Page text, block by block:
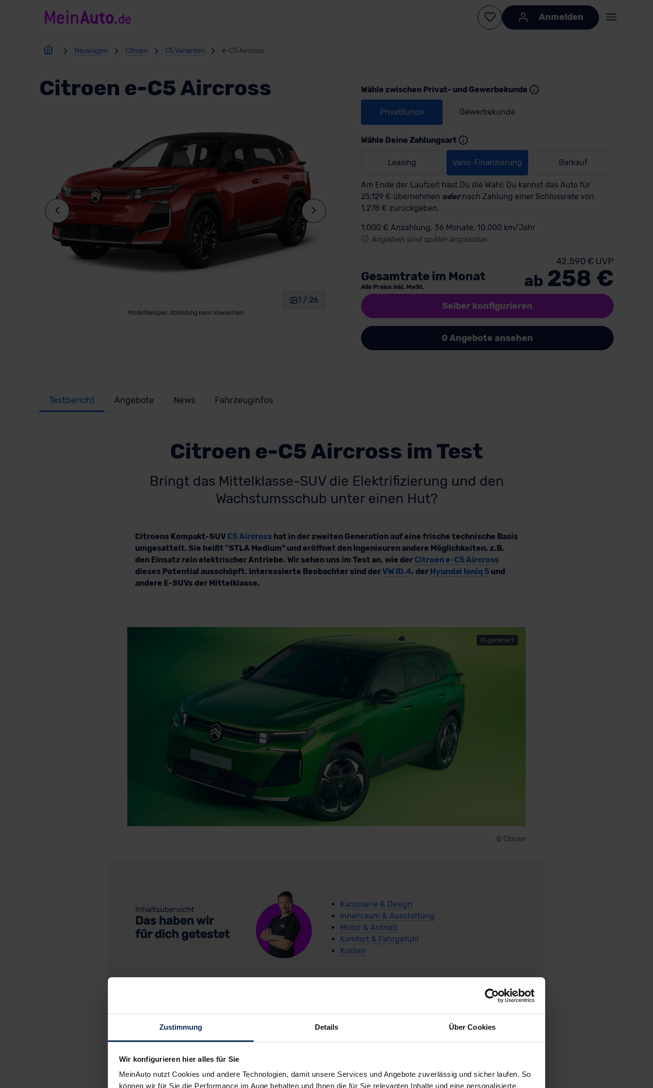
Zustimmung Details Über Cookies
Wir konfigurieren hier alles für Sie
MeinAuto nutzt Cookies und andere Technologien, damit unsere Services und Angebote zuverlässig und sicher laufen. So
können wir für Sie die Performance im Auge behalten und Ihnen die für Sie relevanten Inhalte und eine personalisierte
Anmelden
Neuwagen Citroen C5 Varianten e-C5 Aircross
Citroen e-C5 Aircross
Modellbeispiel: Abbildung kann abweichen
1 / 26
Wähle zwischen Privat- und Gewerbekunde
Privatkunde Gewerbekunde
Wähle Deine Zahlungsart
Leasing Vario-Finanzierung Barkauf
Am Ende der Laufzeit hast Du die Wahl: Du kannst das Auto für
25.129 € übernehmen odernach Zahlung einer Schlussrate von
1.278 € zurückgeben.
1.000 € Anzahlung, 36 Monate, 10.000 km/Jahr
Angaben sind später anpassbar.
Gesamtrate im Monat
Alle Preise inkl. MwSt.
42.590 € UVP
ab 258 €
Selber konfigurieren
0 Angebote ansehen
Testbericht Angebote News Fahrzeuginfos
Citroen e-C5 Aircross im Test
Bringt das Mittelklasse-SUV die Elektrifizierung und den
Wachstumsschub unter einen Hut?
Citroens Kompakt-SUV C5 Aircross hat in der zweiten Generation auf eine frische technische Basis
umgesattelt. Sie heißt ʺSTLA Medium" und eröffnet den Ingenieuren andere Möglichkeiten, z.B.
den Einsatz rein elektrischer Antriebe. Wir sehen uns im Test an, wie der Citroen e-C5 Aircross
dieses Potential ausschöpft. Interessierte Beobachter sind derVW ID.4, der Hyundai Ioniq 5 und
andere E-SUVs der Mittelklasse.
KI-generiert
© Citroen
Karosserie & Design
Innenraum & Ausstattung
Motor & Antrieb
Komfort & Fahrgefühl
Kosten
CarCoach-Schnellcheck
Citroen e-C5 Aircross